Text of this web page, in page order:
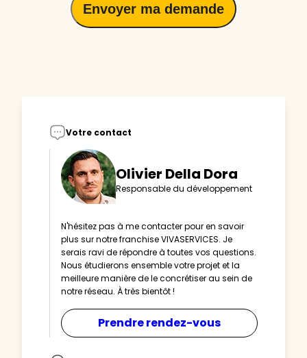
Votre contact
Olivier Della Dora
Responsable du développement
N'hésitez pas à me contacter pour en savoir
plus sur notre franchise VIVASERVICES. Je
serais ravi de répondre à toutes vos questions.
Nous étudierons ensemble votre projet et la
meilleure manière de le concrétiser au sein de
notre réseau. À très bientôt !
Prendre rendez-vous